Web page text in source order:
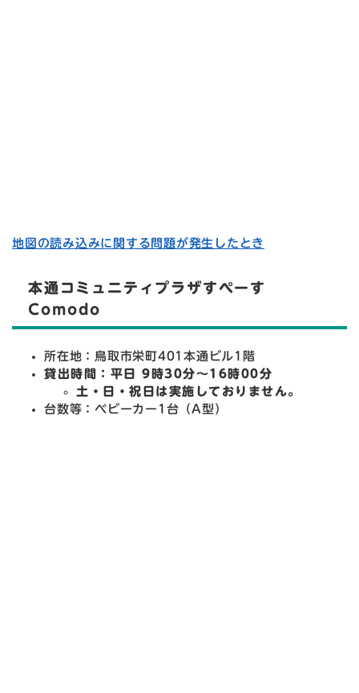
地図の読み込みに関する問題が発生したとき
本通コミュニティプラザすぺーす
Comodo
所在地：鳥取市栄町401本通ビル1階
貸出時間：平日 9時30分～16時00分
土・日・祝日は実施しておりません。
台数等：ベビーカー1台（A型）